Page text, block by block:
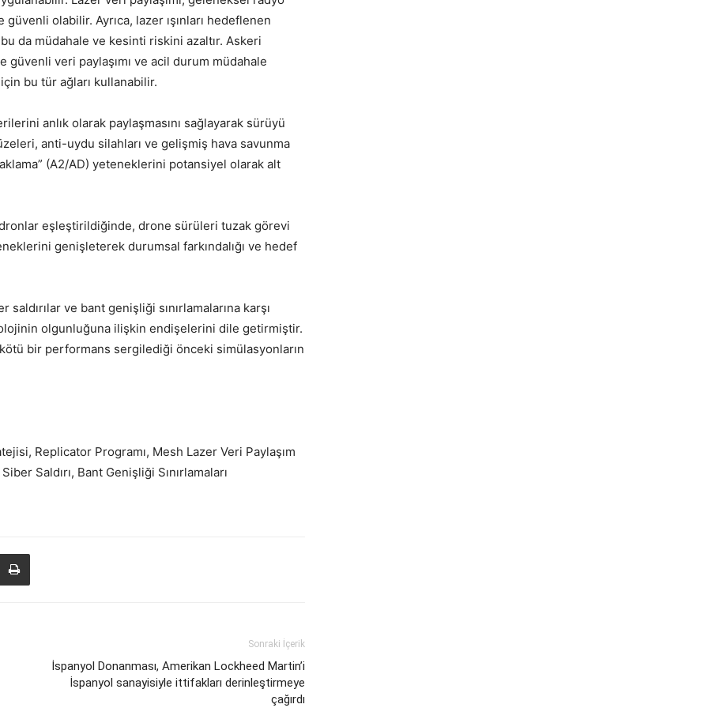
olabilir. Ayrıca, lazer ışınları hedeflenen
da müdahale ve kesinti riskini azaltır. Askeri
güvenli veri paylaşımı ve acil durum müdahale
bu tür ağları kullanabilir.
anlık olarak paylaşmasını sağlayarak sürüyü
anti-uydu silahları ve gelişmiş hava savunma
(A2/AD) yeteneklerini potansiyel olarak alt
eşleştirildiğinde, drone sürüleri tuzak görevi
genişleterek durumsal farkındalığı ve hedef
ve bant genişliği sınırlamalarına karşı
olgunluğuna ilişkin endişelerini dile getirmiştir.
kötü bir performans sergilediği önceki simülasyonların
Replicator Programı, Mesh Lazer Veri Paylaşım
Saldırı, Bant Genişliği Sınırlamaları
Sonraki İçerik
İspanyol Donanması, Amerikan Lockheed Martin’i
İspanyol sanayisiyle ittifakları derinleştirmeye
çağırdı